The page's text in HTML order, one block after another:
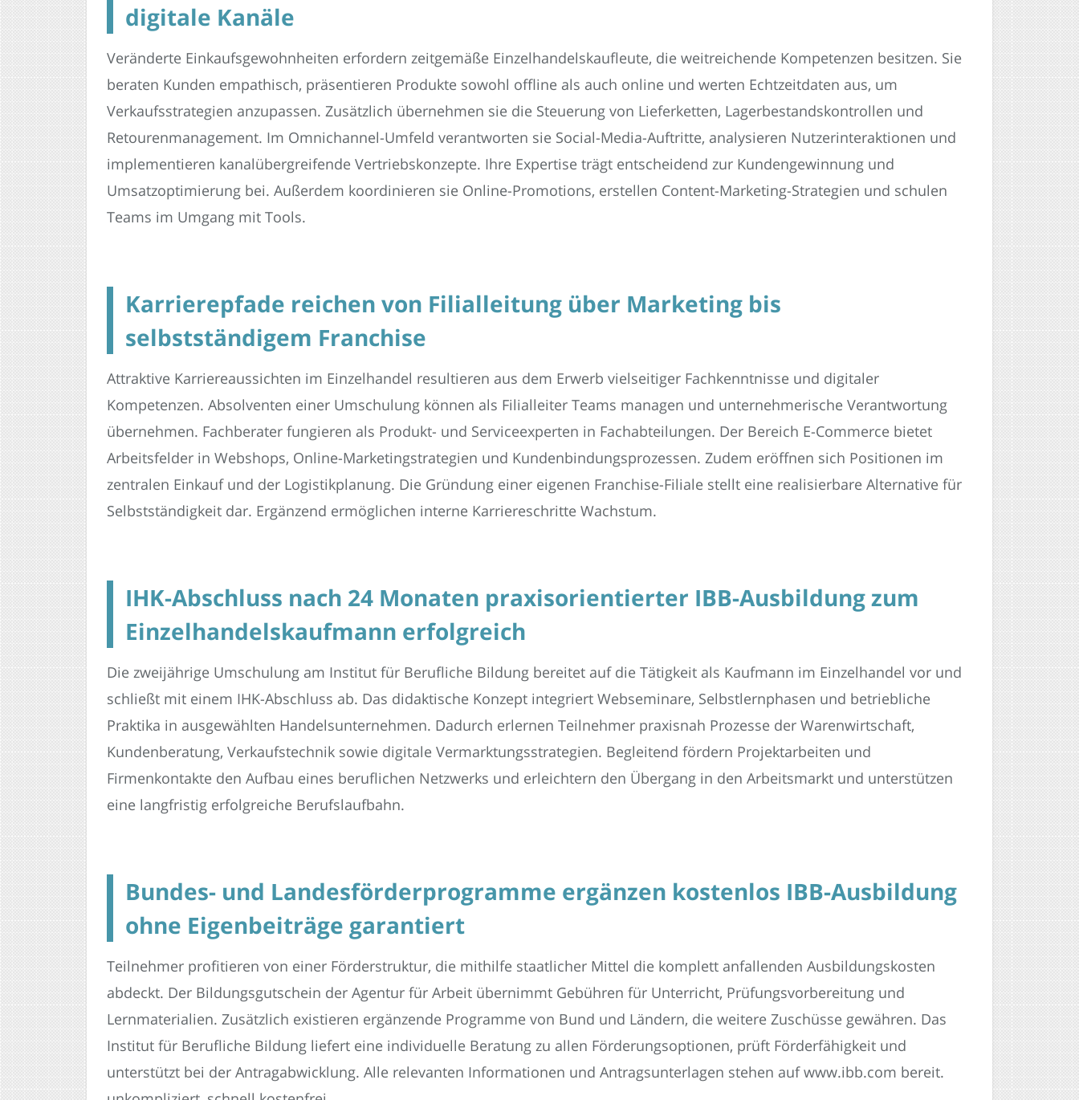
digitale Kanäle
Veränderte Einkaufsgewohnheiten erfordern zeitgemäße Einzelhandelskaufleute, die weitreichende Kompetenzen besitzen. Sie
beraten Kunden empathisch, präsentieren Produkte sowohl offline als auch online und werten Echtzeitdaten aus, um
Verkaufsstrategien anzupassen. Zusätzlich übernehmen sie die Steuerung von Lieferketten, Lagerbestandskontrollen und
Retourenmanagement. Im Omnichannel-Umfeld verantworten sie Social-Media-Auftritte, analysieren Nutzerinteraktionen und
implementieren kanalübergreifende Vertriebskonzepte. Ihre Expertise trägt entscheidend zur Kundengewinnung und
Umsatzoptimierung bei. Außerdem koordinieren sie Online-Promotions, erstellen Content-Marketing-Strategien und schulen
Teams im Umgang mit Tools.
Karrierepfade reichen von Filialleitung über Marketing bis
selbstständigem Franchise
Attraktive Karriereaussichten im Einzelhandel resultieren aus dem Erwerb vielseitiger Fachkenntnisse und digitaler
Kompetenzen. Absolventen einer Umschulung können als Filialleiter Teams managen und unternehmerische Verantwortung
übernehmen. Fachberater fungieren als Produkt- und Serviceexperten in Fachabteilungen. Der Bereich E-Commerce bietet
Arbeitsfelder in Webshops, Online-Marketingstrategien und Kundenbindungsprozessen. Zudem eröffnen sich Positionen im
zentralen Einkauf und der Logistikplanung. Die Gründung einer eigenen Franchise-Filiale stellt eine realisierbare Alternative für
Selbstständigkeit dar. Ergänzend ermöglichen interne Karriereschritte Wachstum.
IHK-Abschluss nach 24 Monaten praxisorientierter IBB-Ausbildung zum
Einzelhandelskaufmann erfolgreich
Die zweijährige Umschulung am Institut für Berufliche Bildung bereitet auf die Tätigkeit als Kaufmann im Einzelhandel vor und
schließt mit einem IHK-Abschluss ab. Das didaktische Konzept integriert Webseminare, Selbstlernphasen und betriebliche
Praktika in ausgewählten Handelsunternehmen. Dadurch erlernen Teilnehmer praxisnah Prozesse der Warenwirtschaft,
Kundenberatung, Verkaufstechnik sowie digitale Vermarktungsstrategien. Begleitend fördern Projektarbeiten und
Firmenkontakte den Aufbau eines beruflichen Netzwerks und erleichtern den Übergang in den Arbeitsmarkt und unterstützen
eine langfristig erfolgreiche Berufslaufbahn.
Bundes- und Landesförderprogramme ergänzen kostenlos IBB-Ausbildung
ohne Eigenbeiträge garantiert
Teilnehmer profitieren von einer Förderstruktur, die mithilfe staatlicher Mittel die komplett anfallenden Ausbildungskosten
abdeckt. Der Bildungsgutschein der Agentur für Arbeit übernimmt Gebühren für Unterricht, Prüfungsvorbereitung und
Lernmaterialien. Zusätzlich existieren ergänzende Programme von Bund und Ländern, die weitere Zuschüsse gewähren. Das
Institut für Berufliche Bildung liefert eine individuelle Beratung zu allen Förderungsoptionen, prüft Förderfähigkeit und
unterstützt bei der Antragabwicklung. Alle relevanten Informationen und Antragsunterlagen stehen auf www.ibb.com bereit.